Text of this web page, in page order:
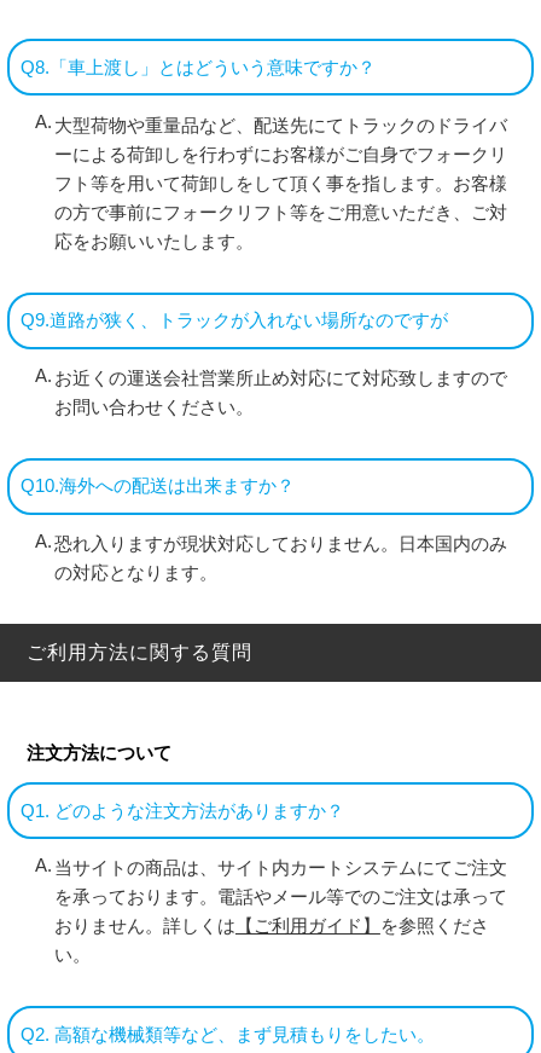
Q8.「車上渡し」とはどういう意味ですか？
大型荷物や重量品など、配送先にてトラックのドライバ
ーによる荷卸しを行わずにお客様がご自身でフォークリ
フト等を用いて荷卸しをして頂く事を指します。お客様
の方で事前にフォークリフト等をご用意いただき、ご対
応をお願いいたします。
Q9.道路が狭く、トラックが入れない場所なのですが
お近くの運送会社営業所止め対応にて対応致しますので
お問い合わせください。
Q10.海外への配送は出来ますか？
恐れ入りますが現状対応しておりません。日本国内のみ
の対応となります。
ご利用方法に関する質問
注文方法について
Q1. どのような注文方法がありますか？
当サイトの商品は、サイト内カートシステムにてご注文
を承っております。電話やメール等でのご注文は承って
おりません。詳しくは 【ご利用ガイド】
を参照くださ
い。
Q2. 高額な機械類等など、まず見積もりをしたい。